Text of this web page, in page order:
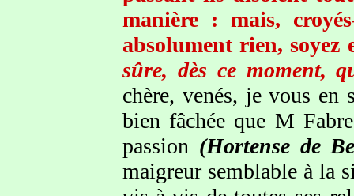
manière : mais,
absolument rien, soyez
sûre, dès ce moment,
chère, venés, je vous
bien fâchée que M
passion (Hortense de
maigreur semblable à la